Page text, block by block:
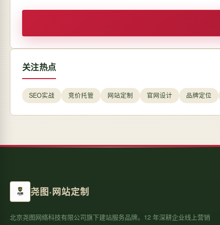
关注热点
SEO实战 竞价托管 网站定制 官网设计 品牌定位
尧图·网站定制
北京尧图网络科技有限公司旗下建站服务品牌。12 年深耕企业线上营销